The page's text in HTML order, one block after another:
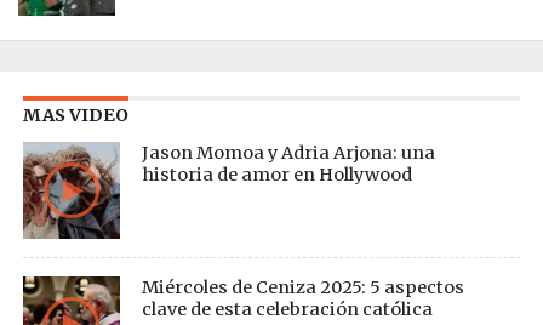
MAS VIDEO
Jason Momoa y Adria Arjona: una
historia de amor en Hollywood
Miércoles de Ceniza 2025: 5 aspectos
clave de esta celebración católica